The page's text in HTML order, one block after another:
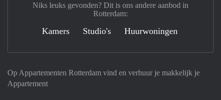
Op Appartementen Rotterdam vind en verhuur je makkelijk je
Appartement
Niks leuks gevonden? Dit is ons andere aanbod in
Rotterdam:
Kamers Studio's Huurwoningen